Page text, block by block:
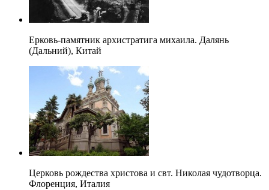
Ерковь-памятник архистратига михаила. Далянь
(Дальний), Китай
Церковь рождества христова и свт. Николая чудотворца.
Флоренция, Италия